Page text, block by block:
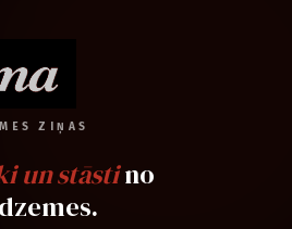
ZIŅAS
un stāstino